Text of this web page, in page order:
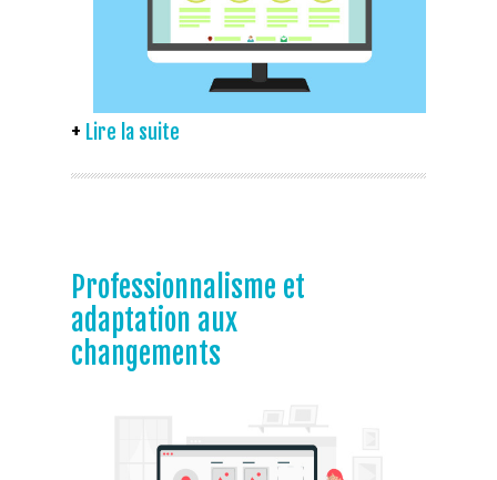
Lire la suite
Professionnalisme et
adaptation aux
changements